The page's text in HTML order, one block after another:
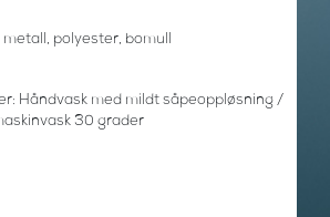
polyester, bomull
Håndvask med mildt såpeoppløsning /
30 grader